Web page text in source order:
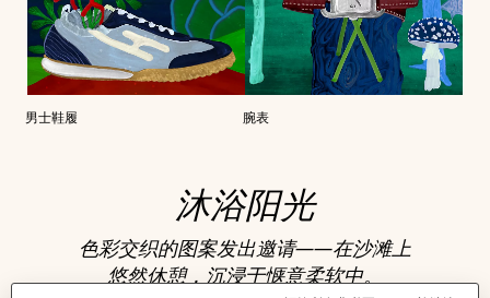
男士鞋履 腕表
沐浴阳光
色彩交织的图案发出邀请——在沙滩上
悠然休憩，沉浸于惬意柔软中。